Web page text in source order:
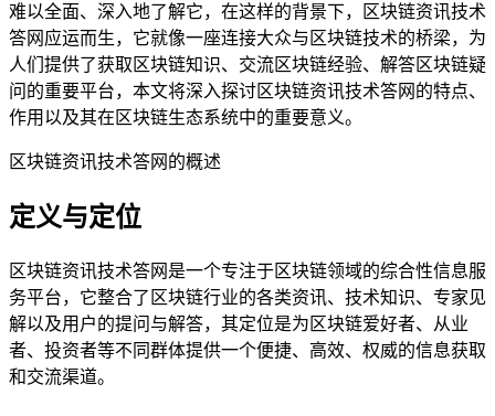
难以全面、深入地了解它，在这样的背景下，区块链资讯技术
答网应运而生，它就像一座连接大众与区块链技术的桥梁，为
人们提供了获取区块链知识、交流区块链经验、解答区块链疑
问的重要平台，本文将深入探讨区块链资讯技术答网的特点、
作用以及其在区块链生态系统中的重要意义。
区块链资讯技术答网的概述
定义与定位
区块链资讯技术答网是一个专注于区块链领域的综合性信息服
务平台，它整合了区块链行业的各类资讯、技术知识、专家见
解以及用户的提问与解答，其定位是为区块链爱好者、从业
者、投资者等不同群体提供一个便捷、高效、权威的信息获取
和交流渠道。